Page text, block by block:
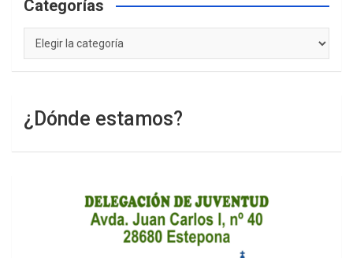
Categorías
Categorías
¿Dónde estamos?